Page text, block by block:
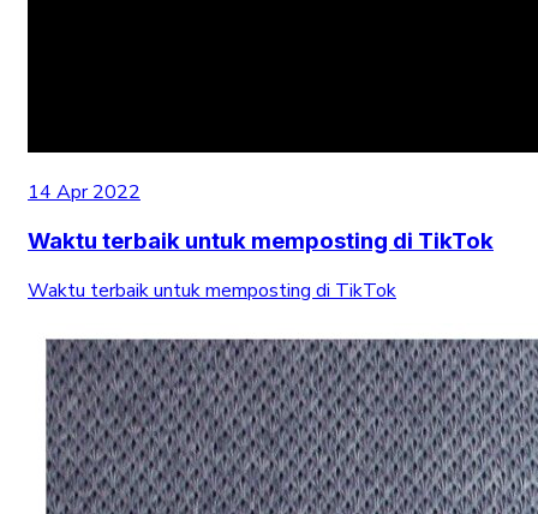
14 Apr 2022
Waktu terbaik untuk memposting di TikTok
Waktu terbaik untuk memposting di TikTok